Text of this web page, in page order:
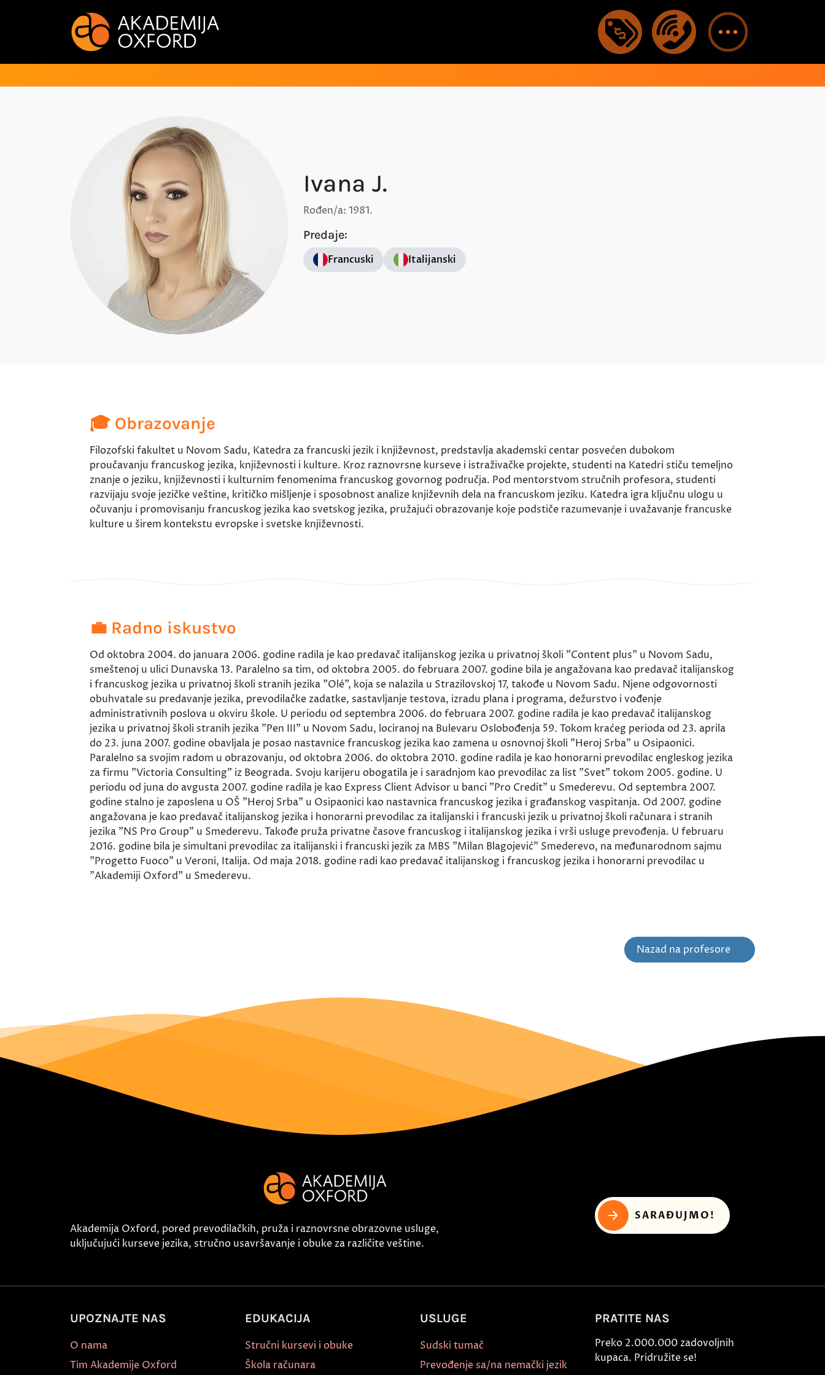
Ivana J.
Rođen/a: 1981.
Predaje:
Francuski Italijanski
🎓 Obrazovanje
Filozofski fakultet u Novom Sadu, Katedra za francuski jezik i književnost, predstavlja akademski centar posvećen dubokom
proučavanju francuskog jezika, književnosti i kulture. Kroz raznovrsne kurseve i istraživačke projekte, studenti na Katedri stiču temeljno
znanje o jeziku, književnosti i kulturnim fenomenima francuskog govornog područja. Pod mentorstvom stručnih profesora, studenti
razvijaju svoje jezičke veštine, kritičko mišljenje i sposobnost analize književnih dela na francuskom jeziku. Katedra igra ključnu ulogu u
očuvanju i promovisanju francuskog jezika kao svetskog jezika, pružajući obrazovanje koje podstiče razumevanje i uvažavanje francuske
kulture u širem kontekstu evropske i svetske književnosti.
💼 Radno iskustvo
Od oktobra 2004. do januara 2006. godine radila je kao predavač italijanskog jezika u privatnoj školi "Content plus" u Novom Sadu,
smeštenoj u ulici Dunavska 13. Paralelno sa tim, od oktobra 2005. do februara 2007. godine bila je angažovana kao predavač italijanskog
i francuskog jezika u privatnoj školi stranih jezika "Olé", koja se nalazila u Strazilovskoj 17, takođe u Novom Sadu. Njene odgovornosti
obuhvatale su predavanje jezika, prevodilačke zadatke, sastavljanje testova, izradu plana i programa, dežurstvo i vođenje
administrativnih poslova u okviru škole. U periodu od septembra 2006. do februara 2007. godine radila je kao predavač italijanskog
jezika u privatnoj školi stranih jezika "Pen III" u Novom Sadu, lociranoj na Bulevaru Oslobođenja 59. Tokom kraćeg perioda od 23. aprila
do 23. juna 2007. godine obavljala je posao nastavnice francuskog jezika kao zamena u osnovnoj školi "Heroj Srba" u Osipaonici.
Paralelno sa svojim radom u obrazovanju, od oktobra 2006. do oktobra 2010. godine radila je kao honorarni prevodilac engleskog jezika
za firmu "Victoria Consulting" iz Beograda. Svoju karijeru obogatila je i saradnjom kao prevodilac za list "Svet" tokom 2005. godine. U
periodu od juna do avgusta 2007. godine radila je kao Express Client Advisor u banci "Pro Credit" u Smederevu. Od septembra 2007.
godine stalno je zaposlena u OŠ "Heroj Srba" u Osipaonici kao nastavnica francuskog jezika i građanskog vaspitanja. Od 2007. godine
angažovana je kao predavač italijanskog jezika i honorarni prevodilac za italijanski i francuski jezik u privatnoj školi računara i stranih
jezika "NS Pro Group" u Smederevu. Takođe pruža privatne časove francuskog i italijanskog jezika i vrši usluge prevođenja. U februaru
2016. godine bila je simultani prevodilac za italijanski i francuski jezik za MBS "Milan Blagojević" Smederevo, na međunarodnom sajmu
"Progetto Fuoco" u Veroni, Italija. Od maja 2018. godine radi kao predavač italijanskog i francuskog jezika i honorarni prevodilac u
"Akademiji Oxford" u Smederevu.
Nazad na profesore
Akademija Oxford, pored prevodilačkih, pruža i raznovrsne obrazovne usluge,
uključujući kurseve jezika, stručno usavršavanje i obuke za različite veštine.
SARAĐUJMO!
UPOZNAJTE NAS
O nama
Tim Akademije Oxford
EDUKACIJA
Stručni kursevi i obuke
Škola računara
USLUGE
Sudski tumač
Prevođenje sa/na nemački jezik
PRATITE NAS
Preko 2.000.000 zadovoljnih
kupaca. Pridružite se!